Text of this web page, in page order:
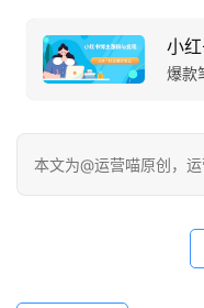
小
爆款
本文为@运营喵原创，